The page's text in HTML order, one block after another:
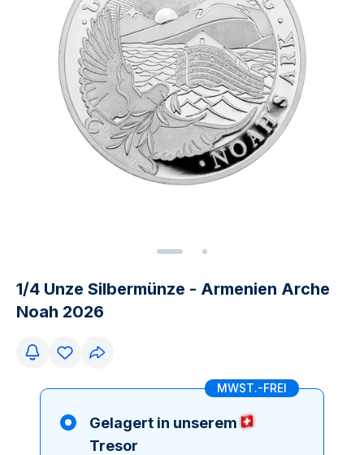
1/4 Unze Silbermünze - Armenien Arche
Noah 2026
MWST.-FREI
Gelagert in unserem
Tresor